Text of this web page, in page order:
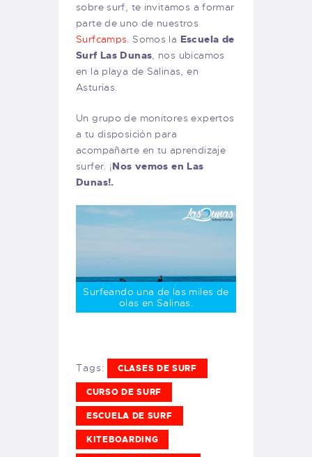
sobre surf, te invitamos a formar
parte de uno de nuestros
Surfcamps. Somos la Escuela de
Surf Las Dunas, nos ubicamos
en la playa de Salinas, en
Asturias.
Un grupo de monitores expertos
a tu disposición para
acompañarte en tu aprendizaje
surfer. ¡Nos vemos en Las
Dunas!.
Surfeando una de las miles de
olas en Salinas.
Tags: CLASES DE SURF
CURSO DE SURF
ESCUELA DE SURF
KITEBOARDING